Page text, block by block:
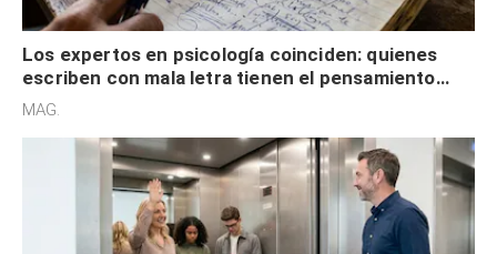
Los expertos en psicología coinciden: quienes
escriben con mala letra tienen el pensamiento
acelerado y no lo hacen por desinterés
MAG.